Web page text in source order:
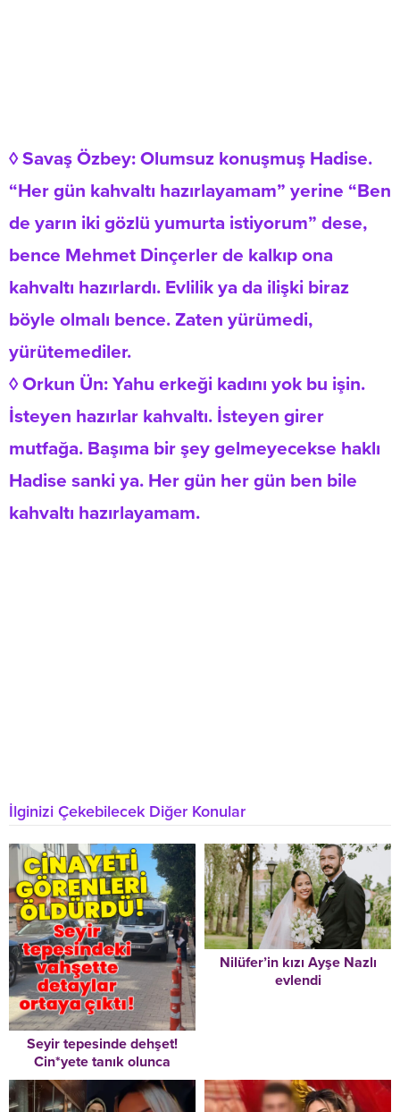
◊ Savaş Özbey: Olumsuz konuşmuş Hadise.
“Her gün kahvaltı hazırlayamam” yerine “Ben
de yarın iki gözlü yumurta istiyorum” dese,
bence Mehmet Dinçerler de kalkıp ona
kahvaltı hazırlardı. Evlilik ya da ilişki biraz
böyle olmalı bence. Zaten yürümedi,
yürütemediler.
◊ Orkun Ün: Yahu erkeği kadını yok bu işin.
İsteyen hazırlar kahvaltı. İsteyen girer
mutfağa. Başıma bir şey gelmeyecekse haklı
Hadise sanki ya. Her gün her gün ben bile
kahvaltı hazırlayamam.
İlginizi Çekebilecek Diğer Konular
Seyir tepesinde dehşet!
Cin*yete tanık olunca
katl*dildiler!
Nilüfer’in kızı Ayşe Nazlı
evlendi